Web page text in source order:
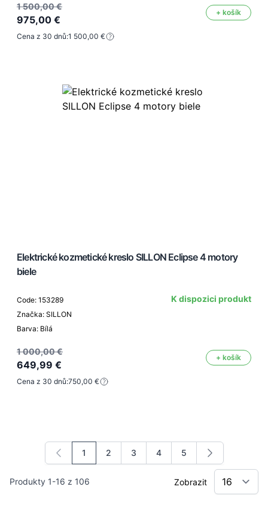
1 500,00 €
975,00 €
+ košík
Cena z 30 dnů:1 500,00 €
Elektrické kozmetické kreslo SILLON Eclipse 4 motory
biele
Code: 153289
Značka: SILLON
Barva: Bílá
K dispozici produkt
1 000,00 €
649,99 €
+ košík
Cena z 30 dnů:750,00 €
Produkty 1-16 z 106
Právě si prohlížíte stránku
1 Stránka
2 Stránka
3 Stránka
4 Stránka
5
Zobrazit